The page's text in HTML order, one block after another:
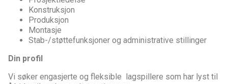
Konstruksjon
Produksjon
Montasje
Stab-/støttefunksjoner og administrative stillinger
Din profil
Vi søker engasjerte og fleksible lagspillere som har lyst til